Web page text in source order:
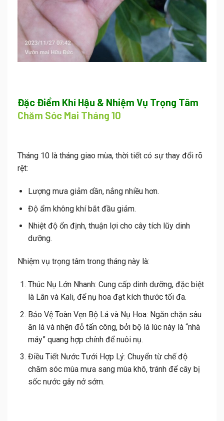
Đặc Điểm Khí Hậu & Nhiệm Vụ Trọng Tâm
Chăm Sóc Mai Tháng 10
Tháng 10 là tháng giao mùa, thời tiết có sự thay đổi rõ
rệt:
Lượng mưa giảm dần, nắng nhiều hơn.
Độ ẩm không khí bắt đầu giảm.
Nhiệt độ ổn định, thuận lợi cho cây tích lũy dinh
dưỡng.
Nhiệm vụ trọng tâm trong tháng này là:
Thúc Nụ Lớn Nhanh: Cung cấp dinh dưỡng, đặc biệt
là Lân và Kali, để nụ hoa đạt kích thước tối đa.
Bảo Vệ Toàn Vẹn Bộ Lá và Nụ Hoa: Ngăn chặn sâu
ăn lá và nhện đỏ tấn công, bởi bộ lá lúc này là “nhà
máy” quang hợp chính để nuôi nụ.
Điều Tiết Nước Tưới Hợp Lý: Chuyển từ chế độ
chăm sóc mùa mưa sang mùa khô, tránh để cây bị
sốc nước gây nở sớm.